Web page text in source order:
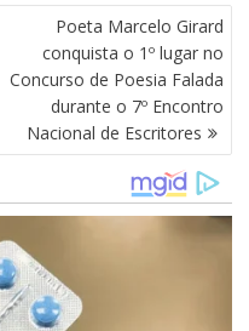
Poeta Marcelo Girard
conquista o 1º lugar no
Concurso de Poesia Falada
durante o 7º Encontro
Nacional de Escritores